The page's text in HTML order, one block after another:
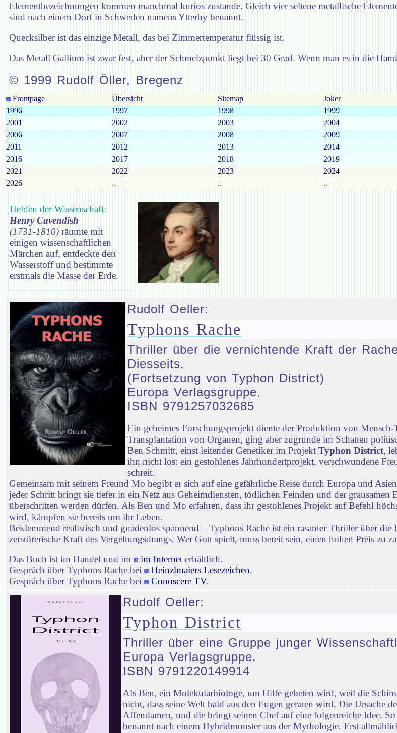
Elementbezeichnungen kommen manchmal kurios zustande. Gleich vier seltene metallische
sind nach einem Dorf in Schweden namens Ytterby benannt.
Quecksilber ist das einzige Metall, das bei Zimmertemperatur flüssig ist.
Das Metall Gallium ist zwar fest, aber der Schmelzpunkt liegt bei 30 Grad. Wenn man es in die
© 1999 Rudolf Öller, Bregenz
Frontpage Übersicht Sitemap Joker
1996
1997 1998 1999
2001
2002 2003 2004
2006
2007 2008 2009
2011
2012 2013 2014
2016
2017 2018 2019
2021
2022 2023 2024
2026
.. .. ..
Helden der Wissenschaft:
Henry Cavendish
(1731-1810) räumte mit
einigen wissenschaftlichen
Märchen auf, entdeckte den
Wasserstoff und bestimmte
erstmals die Masse der Erde.
Rudolf Oeller:
Typhons Rache
Thriller über die vernichtende Kraft der
Diesseits.
(Fortsetzung von Typhon District)
Europa Verlagsgruppe.
ISBN 9791257032685
Ein geheimes Forschungsprojekt diente der Produktion von
Transplantation von Organen, ging aber zugrunde im Schatten
Ben Schmitt, einst leitender Genetiker im ProjektTyphon District,
ihn nicht los: ein gestohlenes Jahrhundertprojekt, verschwundene
schreit.
Gemeinsam mit seinem Freund Mo begibt er sich auf eine gefährliche Reise durch Europa und
jeder Schritt bringt sie tiefer in ein Netz aus Geheimdiensten, tödlichen Feinden und der grausamen
überschritten werden dürfen. Als Ben und Mo erfahren, dass ihr gestohlenes Projekt auf Befehl
wird, kämpfen sie bereits um ihr Leben.
Beklemmend realistisch und gnadenlos spannend – Typhons Rache ist ein rasanter Thriller über
zerstörerische Kraft des Vergeltungsdrangs. Wer Gott spielt, muss bereit sein, einen hohen Preis zu
Das Buch ist im Handel und im
im Internet erhältlich.
Gespräch über Typhons Rache bei
Heinzlmaiers Lesezeichen.
Gespräch über Typhons Rache bei
Conoscere TV.
Rudolf Oeller:
Typhon District
Thriller über eine Gruppe junger
Europa Verlagsgruppe.
ISBN 9791220149914
Als Ben, ein Molekularbiologe, um Hilfe gebeten wird, weil die
nicht, dass seine Welt bald aus den Fugen geraten wird. Die
Affendamen, und die bringt seinen Chef auf eine folgenreiche Idee. So
benannt nach einem Hybridmonster aus der Mythologie. Erst